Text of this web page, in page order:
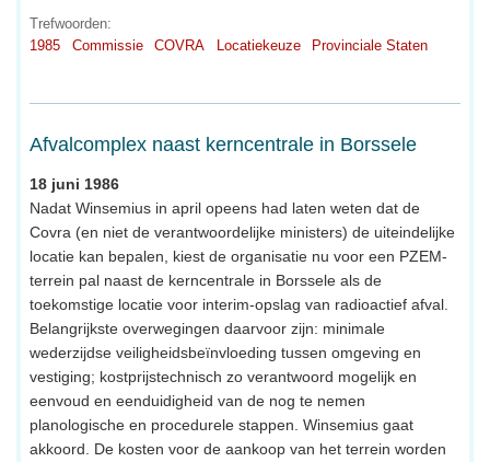
Trefwoorden:
1985
Commissie COVRA Locatiekeuze Provinciale Staten
Afvalcomplex naast kerncentrale in Borssele
18 juni 1986
Nadat Winsemius in april opeens had laten weten dat de
Covra (en niet de verantwoordelijke ministers) de uiteindelijke
locatie kan bepalen, kiest de organisatie nu voor een PZEM-
terrein pal naast de kerncentrale in Borssele als de
toekomstige locatie voor interim-opslag van radioactief afval.
Belangrijkste overwegingen daarvoor zijn: minimale
wederzijdse veiligheidsbeïnvloeding tussen omgeving en
vestiging; kostprijstechnisch zo verantwoord mogelijk en
eenvoud en eenduidigheid van de nog te nemen
planologische en procedurele stappen. Winsemius gaat
akkoord. De kosten voor de aankoop van het terrein worden